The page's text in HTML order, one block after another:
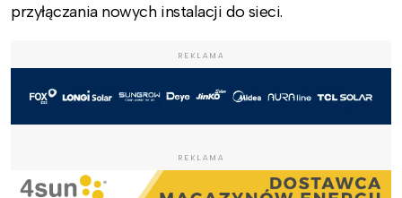
przyłączania nowych instalacji do sieci.
REKLAMA
REKLAMA